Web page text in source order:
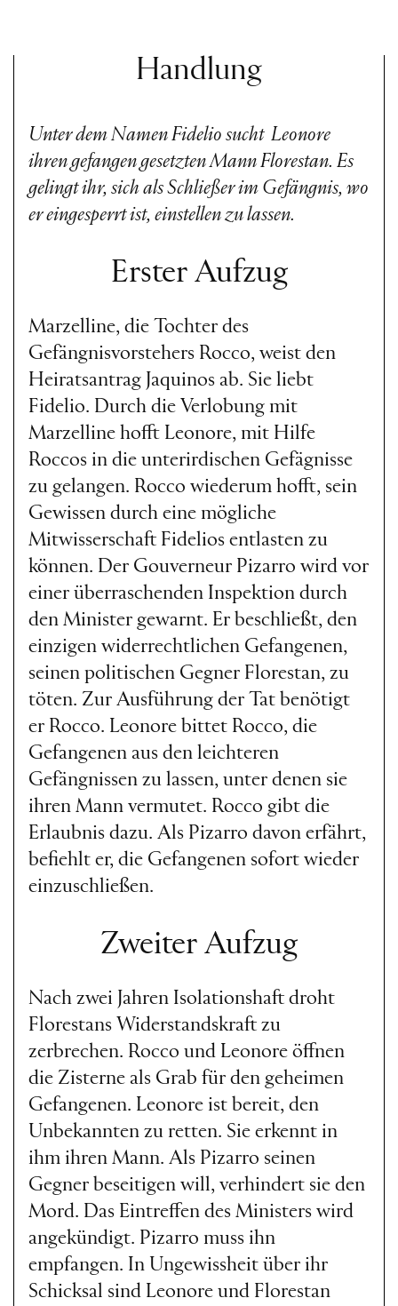
Gefängniswärters Rocco,
steht große Oper neben
deutschem Singspiel. Doch
am Ende steht eine
Befreiung, die Beethoven in
utopische Klänge kleidet.
Über drei Jahrzehnte nach
der Premiere hat die
DresdenerFidelio-
Produktion von 1989 nichts
von ihrer Eindringlichkeit
verloren.
Handlung
Unter dem Namen Fidelio sucht Leonore
ihren gefangen gesetzten Mann Florestan. Es
gelingt ihr, sich als Schließer im Gefängnis, wo
er eingesperrt ist, einstellen zu lassen.
Erster Aufzug
Marzelline, die Tochter des
Gefängnisvorstehers Rocco, weist den
Heiratsantrag Jaquinos ab. Sie liebt
Fidelio. Durch die Verlobung mit
Marzelline hofft Leonore, mit Hilfe
Roccos in die unterirdischen Gefägnisse
zu gelangen. Rocco wiederum hofft, sein
Gewissen durch eine mögliche
Mitwisserschaft Fidelios entlasten zu
können. Der Gouverneur Pizarro wird vor
einer überraschenden Inspektion durch
den Minister gewarnt. Er beschließt, den
einzigen widerrechtlichen Gefangenen,
seinen politischen Gegner Florestan, zu
töten. Zur Ausführung der Tat benötigt
er Rocco. Leonore bittet Rocco, die
Gefangenen aus den leichteren
Gefängnissen zu lassen, unter denen sie
ihren Mann vermutet. Rocco gibt die
Erlaubnis dazu. Als Pizarro davon erfährt,
befiehlt er, die Gefangenen sofort wieder
einzuschließen.
Zweiter Aufzug
Nach zwei Jahren Isolationshaft droht
Florestans Widerstandskraft zu
zerbrechen. Rocco und Leonore öffnen
die Zisterne als Grab für den geheimen
Gefangenen. Leonore ist bereit, den
Unbekannten zu retten. Sie erkennt in
ihm ihren Mann. Als Pizarro seinen
Gegner beseitigen will, verhindert sie den
Mord. Das Eintreffen des Ministers wird
angekündigt. Pizarro muss ihn
empfangen. In Ungewissheit über ihr
Schicksal sind Leonore und Florestan